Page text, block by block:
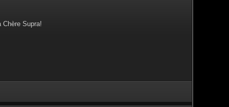
Chère Supra!